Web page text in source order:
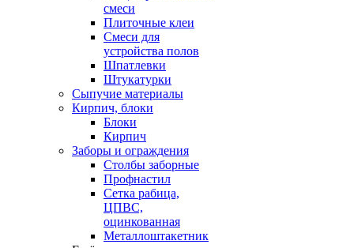
смеси
Плиточные клеи
Смеси для
устройства полов
Шпатлевки
Штукатурки
Сыпучие материалы
Кирпич, блоки
Блоки
Кирпич
Заборы и ограждения
Столбы заборные
Профнастил
Сетка рабица,
ЦПВС,
оцинкованная
Металлоштакетник